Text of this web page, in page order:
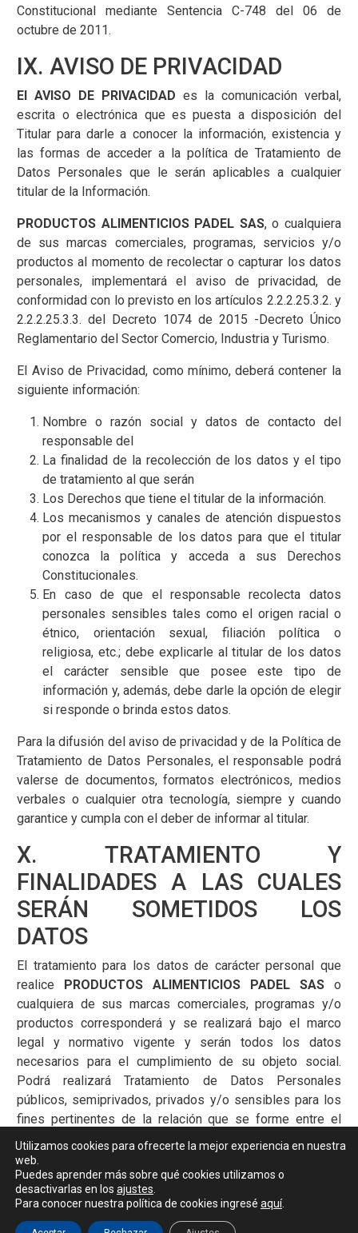
Constitucional mediante Sentencia C-748 del 06 de
octubre de 2011.
IX. AVISO DE PRIVACIDAD
El AVISO DE PRIVACIDAD es la comunicación verbal,
escrita o electrónica que es puesta a disposición del
Titular para darle a conocer la información, existencia y
las formas de acceder a la política de Tratamiento de
Datos Personales que le serán aplicables a cualquier
titular de la Información.
PRODUCTOS ALIMENTICIOS PADEL SAS, o cualquiera
de sus marcas comerciales, programas, servicios y/o
productos al momento de recolectar o capturar los datos
personales, implementará el aviso de privacidad, de
conformidad con lo previsto en los artículos 2.2.2.25.3.2. y
2.2.2.25.3.3. del Decreto 1074 de 2015 -Decreto Único
Reglamentario del Sector Comercio, Industria y Turismo.
El Aviso de Privacidad, como mínimo, deberá contener la
siguiente información:
Nombre o razón social y datos de contacto del
responsable del
La finalidad de la recolección de los datos y el tipo
de tratamiento al que serán
Los Derechos que tiene el titular de la información.
Los mecanismos y canales de atención dispuestos
por el responsable de los datos para que el titular
conozca la política y acceda a sus Derechos
Constitucionales.
En caso de que el responsable recolecta datos
personales sensibles tales como el origen racial o
étnico, orientación sexual, filiación política o
religiosa, etc.; debe explicarle al titular de los datos
el carácter sensible que posee este tipo de
información y, además, debe darle la opción de elegir
si responde o brinda estos datos.
Para la difusión del aviso de privacidad y de la Política de
Tratamiento de Datos Personales, el responsable podrá
valerse de documentos, formatos electrónicos, medios
verbales o cualquier otra tecnología, siempre y cuando
garantice y cumpla con el deber de informar al titular.
X. TRATAMIENTO Y
FINALIDADES A LAS CUALES
SERÁN SOMETIDOS LOS
DATOS
El tratamiento para los datos de carácter personal que
realice PRODUCTOS ALIMENTICIOS PADEL SAS o
cualquiera de sus marcas comerciales, programas y/o
productos corresponderá y se realizará bajo el marco
legal y normativo vigente y serán todos los datos
necesarios para el cumplimiento de su objeto social.
Podrá realizará Tratamiento de Datos Personales
públicos, semiprivados, privados y/o sensibles para los
fines pertinentes de la relación que se forme entre el
responsable y el titular, teniendo como principales
finalidades las siguientes:
a) Gestión de Recurso Humano
Administración del Personal:Gestión del desarrollo
Utilizamos cookies para ofrecerte la mejor experiencia en nuestra
web.
Puedes aprender más sobre qué cookies utilizamos o
desactivarlas en los ajustes
Para conocer nuestra política de cookies ingresé aquí.